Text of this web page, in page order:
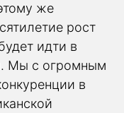
же
рост
идти в
Мы с огромным
в